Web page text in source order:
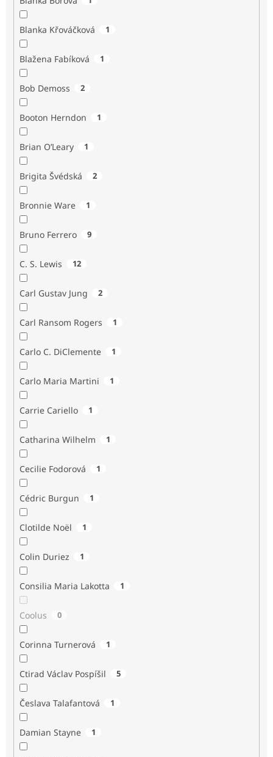
Blanka Křováčková 1
Blažena Fabíková 1
Bob Demoss 2
Booton Herndon 1
Brian O’Leary 1
Brigita Švédská 2
Bronnie Ware 1
Bruno Ferrero 9
C. S. Lewis 12
Carl Gustav Jung 2
Carl Ransom Rogers 1
Carlo C. DiClemente 1
Carlo Maria Martini 1
Carrie Cariello 1
Catharina Wilhelm 1
Cecilie Fodorová 1
Cédric Burgun 1
Clotilde Noël 1
Colin Duriez 1
Consilia Maria Lakotta 1
Coolus 0
Corinna Turnerová 1
Ctirad Václav Pospíšil 5
Česlava Talafantová 1
Damian Stayne 1